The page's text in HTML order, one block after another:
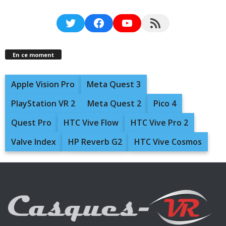
TwitterFacebookYouTubeRSS Feed
En ce moment
Apple Vision Pro
Meta Quest 3
PlayStation VR 2
Meta Quest 2
Pico 4
Quest Pro
HTC Vive Flow
HTC Vive Pro 2
Valve Index
HP Reverb G2 HTC Vive Cosmos